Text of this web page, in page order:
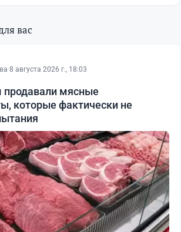
вас
·8 августа 2026 г., 18:03
продавали мясные
которые фактически не